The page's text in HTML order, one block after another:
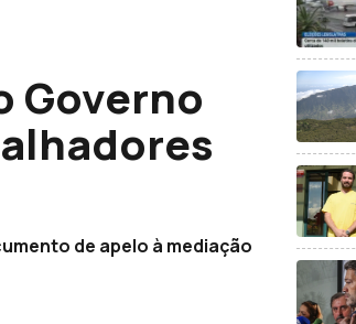
Governo
de apelo à mediação